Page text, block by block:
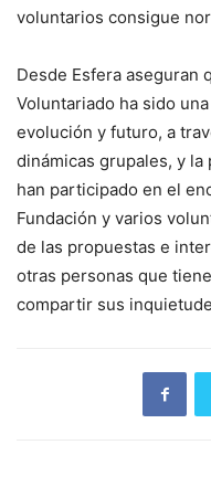
voluntarios consigue
Desde Esfera aseguran
Voluntariado ha sido
evolución y futuro, a
dinámicas grupales, y la
han participado en el
Fundación y varios
de las propuestas e
otras personas que
compartir sus